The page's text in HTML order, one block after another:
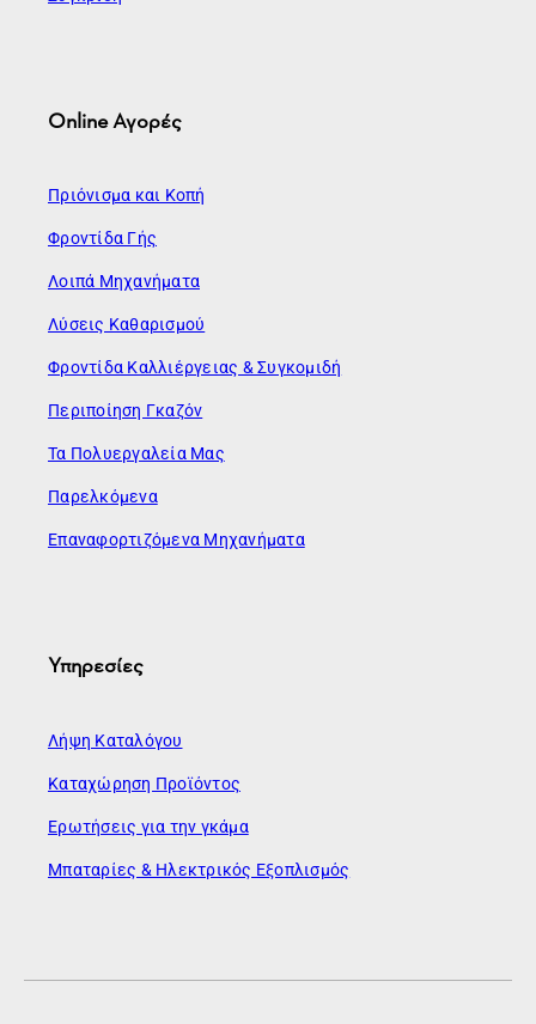
Online Αγορές
Πριόνισμα και Κοπή
Φροντίδα Γής
Λοιπά Μηχανήματα
Λύσεις Καθαρισμού
Φροντίδα Καλλιέργειας & Συγκομιδή
Περιποίηση Γκαζόν
Τα Πολυεργαλεία Μας
Παρελκόμενα
Επαναφορτιζόμενα Μηχανήματα
Υπηρεσίες
Λήψη Καταλόγου
Καταχώρηση Προϊόντος
Ερωτήσεις για την γκάμα
Μπαταρίες & Ηλεκτρικός Εξοπλισμός